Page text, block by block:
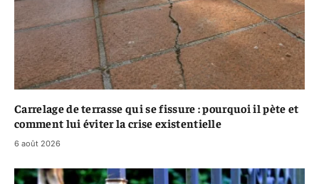
Carrelage de terrasse qui se fissure : pourquoi il pète et
comment lui éviter la crise existentielle
6 août 2026